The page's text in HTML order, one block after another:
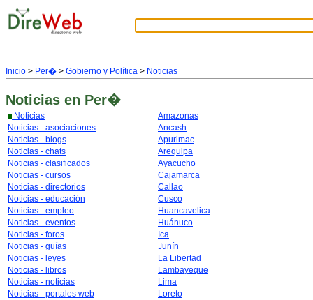
Inicio > Per� > Gobierno y Política > Noticias
Noticias en Per�
Noticias
Noticias - asociaciones
Noticias - blogs
Noticias - chats
Noticias - clasificados
Noticias - cursos
Noticias - directorios
Noticias - educación
Noticias - empleo
Noticias - eventos
Noticias - foros
Noticias - guías
Noticias - leyes
Noticias - libros
Noticias - noticias
Noticias - portales web
Amazonas
Ancash
Apurimac
Arequipa
Ayacucho
Cajamarca
Callao
Cusco
Huancavelica
Huánuco
Ica
Junín
La Libertad
Lambayeque
Lima
Loreto